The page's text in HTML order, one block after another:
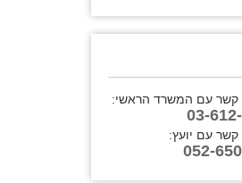
קשר עם המשרד הראשי:
03-
קשר עם יועץ:
052-